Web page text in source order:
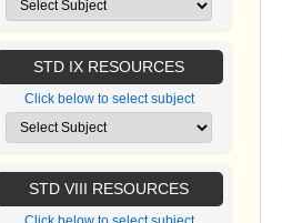
STD IX RESOURCES
Click below to select subject
STD VIII RESOURCES